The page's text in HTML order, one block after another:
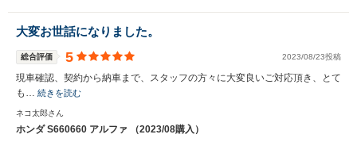
大変お世話になりました。
総合評価 5 2023/08/23投稿
現車確認、契約から納車まで、スタッフの方々に大変良いご対応頂き、とて
も… 続きを読む
ネコ太郎さん
ホンダ S660660 アルファ （2023/08購入）